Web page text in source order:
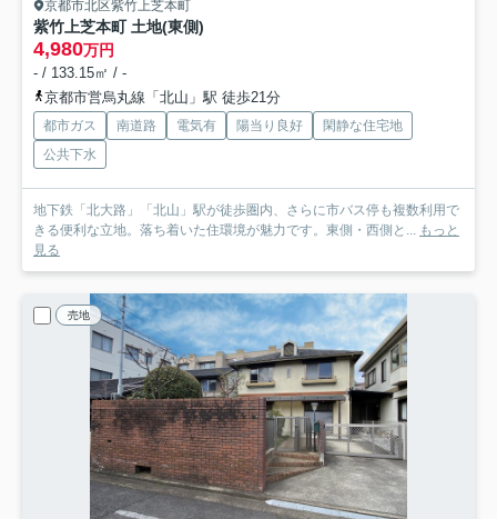
京都市北区紫竹上芝本町
紫竹上芝本町 土地(東側)
4,980万円
- / 133.15㎡ / -
京都市営烏丸線「北山」駅 徒歩21分
都市ガス 南道路 電気有 陽当り良好
閑静な住宅地
公共下水
地下鉄「北大路」「北山」駅が徒歩圏内、さらに市バス停も複数利用で
きる便利な立地。落ち着いた住環境が魅力です。東側・西側と... もっと
見る
売地